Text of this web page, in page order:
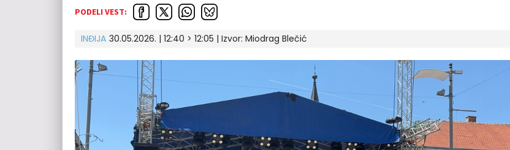
PODELI VEST:
INĐIJA 30.05.2026. | 12:40 > 12:05 | Izvor: Miodrag Blečić